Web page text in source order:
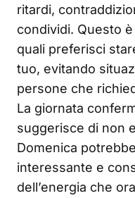
ritardi,
condividi. Questo
quali preferisci
tuo, evitando
persone che
La giornata
suggerisce di non
Domenica
interessante e
dell’energia che